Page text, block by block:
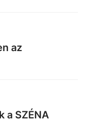
az
a SZÉNA